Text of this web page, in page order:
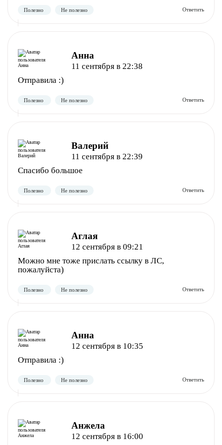
Полезно Не полезно
Анна
11 сентября в 22:38
Отправила :)
Валерий
11 сентября в 22:39
Спасибо большое
Аглая
12 сентября в 09:21
Можно мне тоже прислать ссылку в ЛС,
пожалуйста)
Анна
12 сентября в 10:35
Отправила :)
Анжела
12 сентября в 16:00